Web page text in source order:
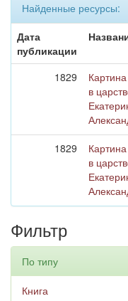
Найденные ресурсы:
Дата
публикации
1829
в
1829
в
Фильтр
По типу
Книга